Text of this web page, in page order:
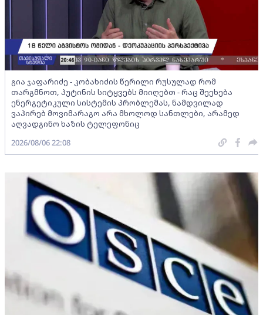
გია ჯაფარიძე - კობახიძის წერილი რუსულად რომ
თარგმნოთ, პუტინის სიტყვებს მიიღებთ - რაც შეეხება
ენერგეტიკული სისტემის პრობლემას, ნამდვილად
ვაპირებ მოვიმარაგო არა მხოლოდ სანთლები, არამედ
აღვადგინო ხაზის ტელეფონიც
2026/08/06 22:08